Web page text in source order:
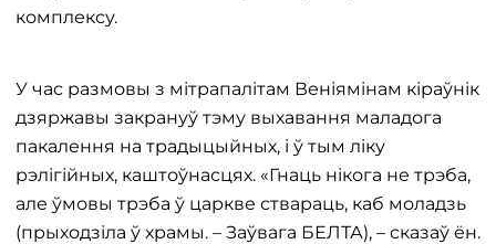
комплексу.
У час размовы з мітрапалітам Веніямінам кіраўнік
дзяржавы закрануў тэму выхавання маладога
пакалення на традыцыйных, і ў тым ліку
рэлігійных, каштоўнасцях. «Гнаць нікога не трэба,
але ўмовы трэба ў царкве ствараць, каб моладзь
(прыходзіла ў храмы. – Заўвага БЕЛТА), – сказаў ён.